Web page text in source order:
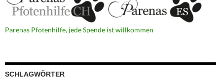
Parenas Pfotenhilfe, jede Spende ist willkommen
SCHLAGWÖRTER